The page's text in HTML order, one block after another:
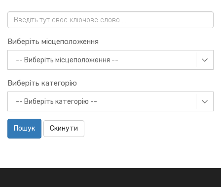
Виберіть місцеположення
Виберіть категорію
Пошук Скинути